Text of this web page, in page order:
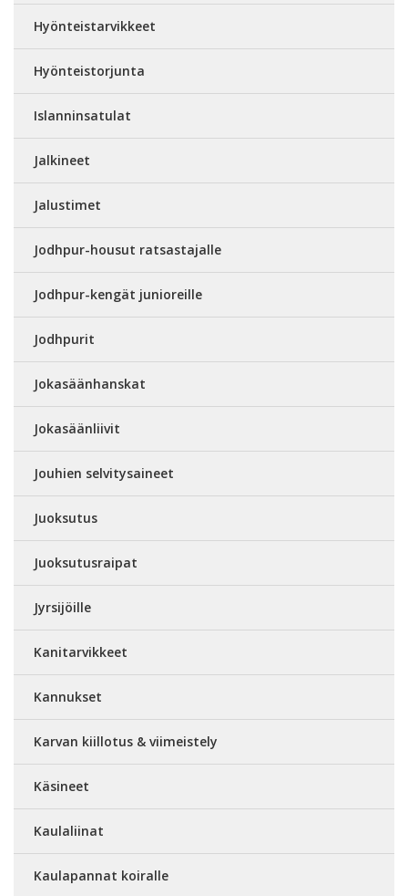
Hyönteistarvikkeet
Hyönteistorjunta
Islanninsatulat
Jalkineet
Jalustimet
Jodhpur-housut ratsastajalle
Jodhpur-kengät junioreille
Jodhpurit
Jokasäänhanskat
Jokasäänliivit
Jouhien selvitysaineet
Juoksutus
Juoksutusraipat
Jyrsijöille
Kanitarvikkeet
Kannukset
Karvan kiillotus & viimeistely
Käsineet
Kaulaliinat
Kaulapannat koiralle